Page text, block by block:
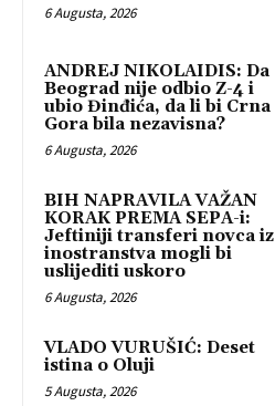
6 Augusta, 2026
ANDREJ NIKOLAIDIS: Da
Beograd nije odbio Z-4 i
ubio Đinđića, da li bi Crna
Gora bila nezavisna?
6 Augusta, 2026
BIH NAPRAVILA VAŽAN
KORAK PREMA SEPA-i:
Jeftiniji transferi novca iz
inostranstva mogli bi
uslijediti uskoro
6 Augusta, 2026
VLADO VURUŠIĆ: Deset
istina o Oluji
5 Augusta, 2026